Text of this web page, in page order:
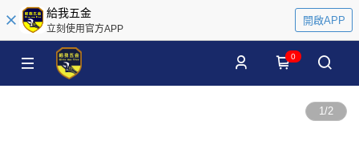
給我五金
立刻使用官方APP
開啟APP
0
1/2